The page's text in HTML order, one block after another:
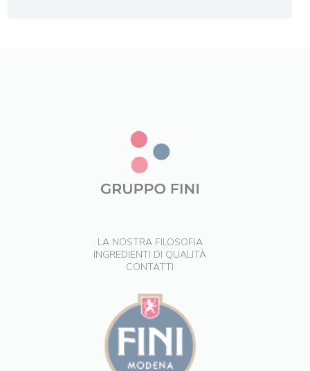
LA NOSTRA FILOSOFIA
INGREDIENTI DI QUALITÀ
CONTATTI